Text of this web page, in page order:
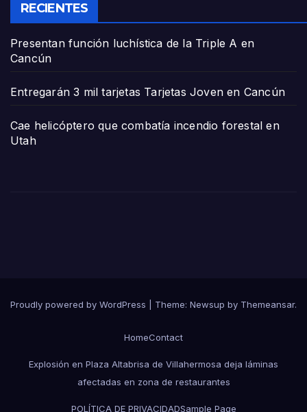
RECIENTES
Presentan función luchística de la Triple A en
Cancún
Entregarán 3 mil tarjetas Tarjetas Joven en Cancún
Cae helicóptero que combatía incendio forestal en
Utah
Proudly powered by WordPress Theme: Newsup by Themeansar.
HomeContact
Explosión en Plaza Altabrisa de Villahermosa deja láminas
afectadas en zona de restaurantes
POLÍTICA DE PRIVACIDADSample Page